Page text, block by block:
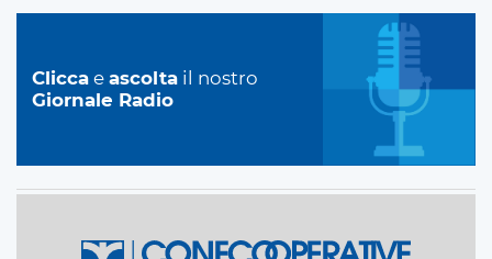
Clicca e ascolta il nostro
Giornale Radio